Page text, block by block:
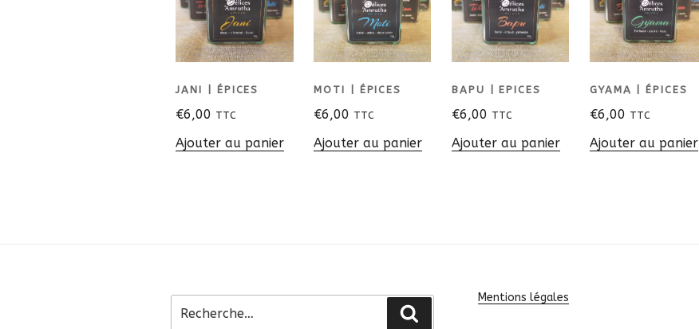
JANI | ÉPICES
€6,00 TTC
Ajouter au panier
MOTI | ÉPICES
€6,00 TTC
Ajouter au panier
BAPU | EPICES
€6,00 TTC
Ajouter au panier
GYAMA | ÉPICES
€6,00 TTC
Ajouter au panier
pour
Mentions légales